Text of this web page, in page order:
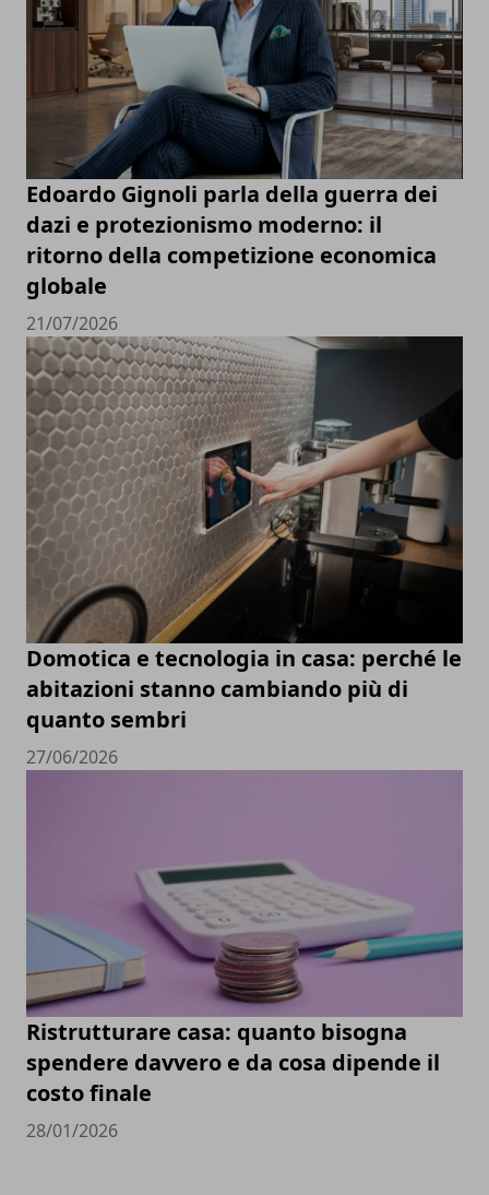
Edoardo Gignoli parla della guerra dei
dazi e protezionismo moderno: il
ritorno della competizione economica
globale
21/07/2026
Domotica e tecnologia in casa: perché le
abitazioni stanno cambiando più di
quanto sembri
27/06/2026
Ristrutturare casa: quanto bisogna
spendere davvero e da cosa dipende il
costo finale
28/01/2026